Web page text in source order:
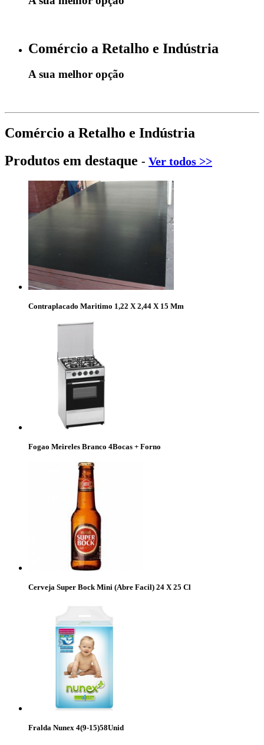
Comércio a Retalho e Indústria
A sua melhor opção
Comércio a Retalho e Indústria
Produtos em destaque - Ver todos >>
Contraplacado Maritimo 1,22 X 2,44 X 15 Mm
Fogao Meireles Branco 4Bocas + Forno
Cerveja Super Bock Mini (Abre Facil) 24 X 25 Cl
Fralda Nunex 4(9-15)58Unid